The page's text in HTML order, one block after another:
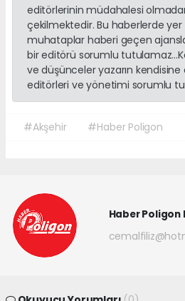
editörlerinin müdahalesi
çekilmektedir. Bu haberlerde yer
muhataplar haberi geçen
bir editörü sorumlu
ve düşünceler yazarın
editörleri ve yönetimi sorumlu
#Akşehir #Haber Poligon
Haber Poligon